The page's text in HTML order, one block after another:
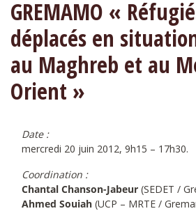
GREMAMO «
déplacés en
au Maghreb et au
Orient »
Date :
mercredi 20 juin 2012, 9h15 – 17h30.
Coordination :
Chantal Chanson-Jabeur (SEDET /
Ahmed Souiah (UCP – MRTE /